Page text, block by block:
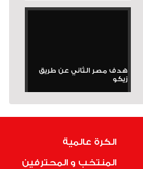
هدف مصر الثاني عن طريق
زيكو
الكرة عالمية
المنتخب و المحترفين